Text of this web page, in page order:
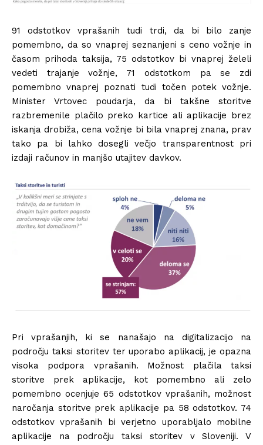
91 odstotkov vprašanih tudi trdi, da bi bilo zanje
pomembno, da so vnaprej seznanjeni s ceno vožnje in
časom prihoda taksija, 75 odstotkov bi vnaprej želeli
vedeti trajanje vožnje, 71 odstotkom pa se zdi
pomembno vnaprej poznati tudi točen potek vožnje.
Minister Vrtovec poudarja, da bi takšne storitve
razbremenile plačilo preko kartice ali aplikacije brez
iskanja drobiža, cena vožnje bi bila vnaprej znana, prav
tako pa bi lahko dosegli večjo transparentnost pri
izdaji računov in manjšo utajitev davkov.
Pri vprašanjih, ki se nanašajo na digitalizacijo na
področju taksi storitev ter uporabo aplikacij, je opazna
visoka podpora vprašanih. Možnost plačila taksi
storitve prek aplikacije, kot pomembno ali zelo
pomembno ocenjuje 65 odstotkov vprašanih, možnost
naročanja storitve prek aplikacije pa 58 odstotkov. 74
odstotkov vprašanih bi verjetno uporabljalo mobilne
aplikacije na področju taksi storitev v Sloveniji. V